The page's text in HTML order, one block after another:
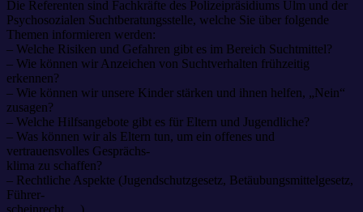
Die Referenten sind Fachkräfte des Polizeipräsidiums Ulm und der
Psychosozialen Suchtberatungsstelle, welche Sie über folgende
Themen informieren werden:
– Welche Risiken und Gefahren gibt es im Bereich Suchtmittel?
– Wie können wir Anzeichen von Suchtverhalten frühzeitig
erkennen?
– Wie können wir unsere Kinder stärken und ihnen helfen, „Nein“
zusagen?
– Welche Hilfsangebote gibt es für Eltern und Jugendliche?
– Was können wir als Eltern tun, um ein offenes und
vertrauensvolles Gesprächs-
klima zu schaffen?
– Rechtliche Aspekte (Jugendschutzgesetz, Betäubungsmittelgesetz,
Führer-
scheinrecht….)